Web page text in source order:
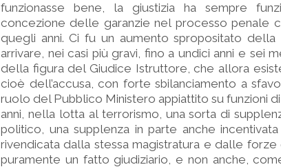
funzionasse bene, la giustizia ha sempre
concezione delle garanzie nel processo penale
quegli anni. Ci fu un aumento spropositato
arrivare, nei casi più gravi, fino a undici anni e sei
della figura del Giudice Istruttore, che allora
cioè dell’accusa, con forte sbilanciamento a
ruolo del Pubblico Ministero appiattito su funzioni
anni, nella lotta al terrorismo, una sorta di
politico, una supplenza in parte anche
rivendicata dalla stessa magistratura e dalle
puramente un fatto giudiziario, e non anche,